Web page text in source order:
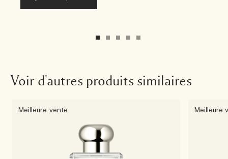
Voir d'autres produits similaires
Meilleure vente Meilleure